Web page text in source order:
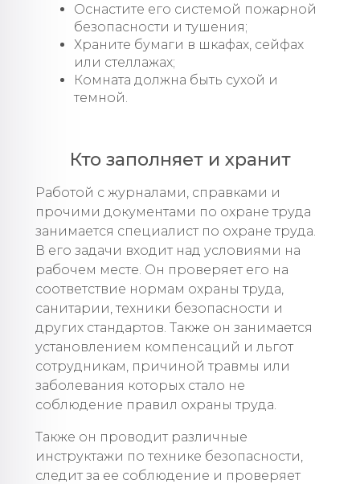
Оснастите его системой пожарной
безопасности и тушения;
Храните бумаги в шкафах, сейфах
или стеллажах;
Комната должна быть сухой и
темной.
Кто заполняет и хранит
Работой с журналами, справками и
прочими документами по охране труда
занимается специалист по охране труда.
В его задачи входит над условиями на
рабочем месте. Он проверяет его на
соответствие нормам охраны труда,
санитарии, техники безопасности и
других стандартов. Также он занимается
установлением компенсаций и льгот
сотрудникам, причиной травмы или
заболевания которых стало не
соблюдение правил охраны труда.
Также он проводит различные
инструктажи по технике безопасности,
следит за ее соблюдение и проверяет